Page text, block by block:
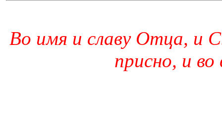
Во имя и славу Отца, и
присно, и во